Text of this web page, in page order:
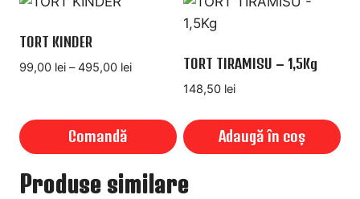
în
produsului.
produs
mai
multe
Opțiunile
pot
alese
TORT KINDER
99,00 lei – 495,00 leiInterval
99,00 lei
la
495,00 lei
Comandă
produs
TORT TIRAMISU – 1,5Kg
148,50 lei
Adaugă în coș
Produse similare